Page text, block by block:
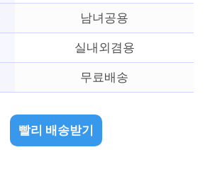
남녀공용
실내외겸용
무료배송
빨리 배송받기